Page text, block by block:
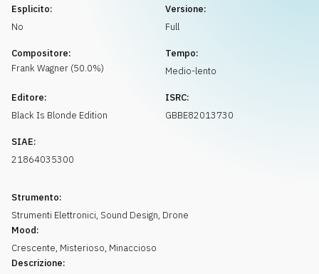
Esplicito:
No
Versione:
Full
Compositore:
FrankWagner (50.0%)
Tempo:
Medio-lento
Editore:
Black Is Blonde Edition
ISRC:
GBBE82013730
SIAE:
21864035300
Strumento:
Strumenti Elettronici, Sound Design, Drone
Mood:
Crescente, Misterioso, Minaccioso
Descrizione: